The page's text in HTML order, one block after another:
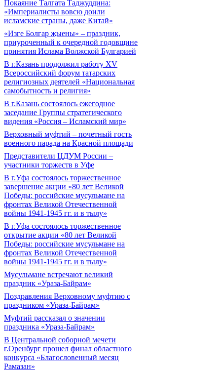
Покаяние Талгата Таджуддина:
«Империалисты вовсю доили
исламские страны, даже Китай»
«Изге Болгар җыены» – праздник,
приуроченный к очередной годовщине
принятия Ислама Волжской Булгарией
В г.Казань продолжил работу XV
Всероссийский форум татарских
религиозных деятелей «Национальная
самобытность и религия»
В г.Казань состоялось ежегодное
заседание Группы стратегического
видения «Россия – Исламский мир»
Верховный муфтий – почетный гость
военного парада на Красной площади
Представители ЦДУМ России –
участники торжеств в Уфе
В г.Уфа состоялось торжественное
завершение акции «80 лет Великой
Победы: российские мусульмане на
фронтах Великой Отечественной
войны 1941-1945 гг. и в тылу»
В г.Уфа состоялось торжественное
открытие акции «80 лет Великой
Победы: российские мусульмане на
фронтах Великой Отечественной
войны 1941-1945 гг. и в тылу»
Мусульмане встречают великий
праздник «Ураза-Байрам»
Поздравления Верховному муфтию с
праздником «Ураза-Байрам»
Муфтий рассказал о значении
праздника «Ураза-Байрам»
В Центральной соборной мечети
г.Оренбург прошел финал областного
конкурса «Благословенный месяц
Рамазан»